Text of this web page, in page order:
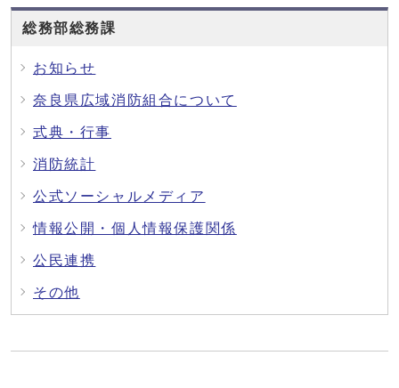
総務部総務課
お知らせ
奈良県広域消防組合について
式典・行事
消防統計
公式ソーシャルメディア
情報公開・個人情報保護関係
公民連携
その他